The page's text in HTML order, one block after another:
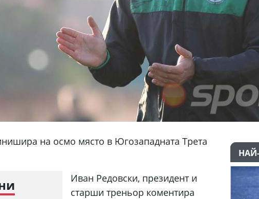
на осмо място в Югозападната Трета
Иван Редовски, президент и
старши треньор коментира